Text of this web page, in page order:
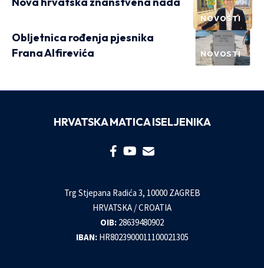
NOVOSTI
NOVOSTI
Obljetnica rođenja pjesnika
Frana Alfirevića
HRVATSKA MATICA ISELJENIKA
Trg Stjepana Radića 3, 10000 ZAGREB
HRVATSKA / CROATIA
OIB: 28639480902
IBAN: HR8023900011100021305